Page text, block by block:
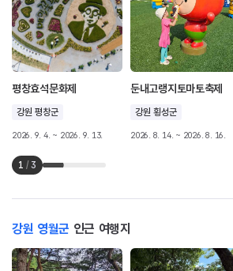
평창효석문화제
강원 평창군
2026. 9. 4. ~ 2026. 9. 13.
둔내고랭지토마토축제
강원 횡성군
2026. 8. 14. ~ 2026. 8. 16.
1 / 3
강원 영월군 인근 여행지